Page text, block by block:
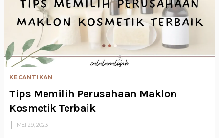
KECANTIKAN
Tips Memilih Perusahaan Maklon
Kosmetik Terbaik
MEI 29, 2023